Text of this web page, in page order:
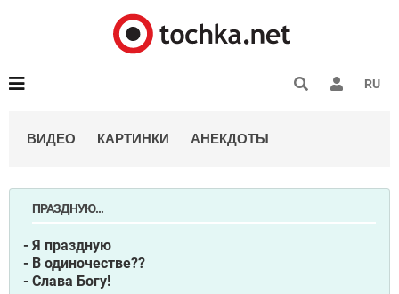
RU
ВИДЕО КАРТИНКИ АНЕКДОТЫ
ПРАЗДНУЮ...
- Я праздную
- В одиночестве??
- Слава Богу!